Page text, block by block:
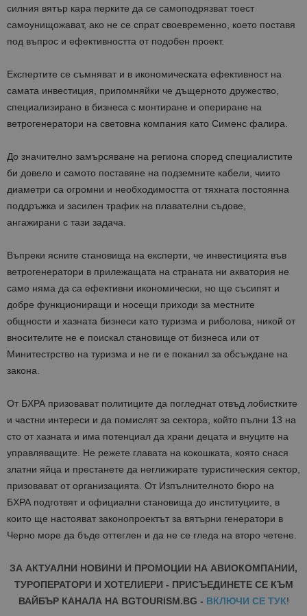
силния вятър кара перките да се самоподрязват тоест
самоунищожават, ако не се спрат своевременно, което поставя
под въпрос и ефективността от подобен проект.
Експертите се съмняват и в икономическата ефективност на
самата инвестиция, припомняйки че дъщерното дружество,
специализирано в бизнеса с монтиране и опериране на
ветрогенератори на световна компания като Сименс фалира.
До значително замърсяване на региона според специалистите
би довело и самото поставяне на подземните кабели, чиито
диаметри са огромни и необходимостта от тяхната постоянна
поддръжка и засилен трафик на плавателни съдове,
ангажирани с тази задача.
Въпреки ясните становища на експерти, че инвестицията във
ветрогенератори в прилежащата на страната ни акватория не
само няма да са ефективни икономически, но ще съсипят и
добре функциониращи и носещи приходи за местните
общности и хазната бизнеси като туризма и риболова, никой от
вносителите не е поискал становище от бизнеса или от
Минитестрство на туризма и не ги е поканил за обсъждане на
закона.
От БХРА призовават политиците да погледнат отвъд лобистките
и частни интереси и да помислят за сектора, който пълни 13 на
сто от хазната и има потенциал да храни децата и внуците на
управляващите. Не режете главата на кокошката, която снася
златни яйца и престанете да неглижирате туристическия сектор,
призовават от организацията. От Изпълнителното бюро на
БХРА подготвят и официални становища до институциите, в
които ще настояват законопроектът за вятърни генератори в
Черно море да бъде оттеглен и да не се гледа на второ четене.
ЗА АКТУАЛНИ НОВИНИ И ПРОМОЦИИ НА АВИОКОМПАНИИ,
ТУРОПЕРАТОРИ И ХОТЕЛИЕРИ - ПРИСЪЕДИНЕТЕ СЕ КЪМ
ВАЙБЪР КАНАЛА НА BGTOURISM.BG - ВКЛЮЧИ СЕ ТУК!